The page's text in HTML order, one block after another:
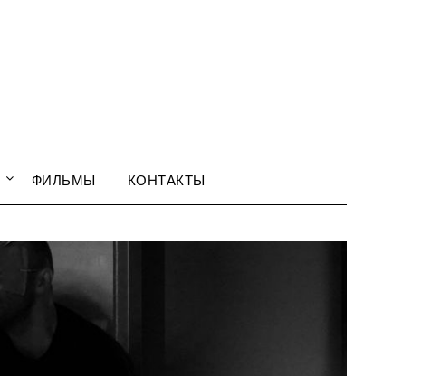
ФИЛЬМЫ КОНТАКТЫ